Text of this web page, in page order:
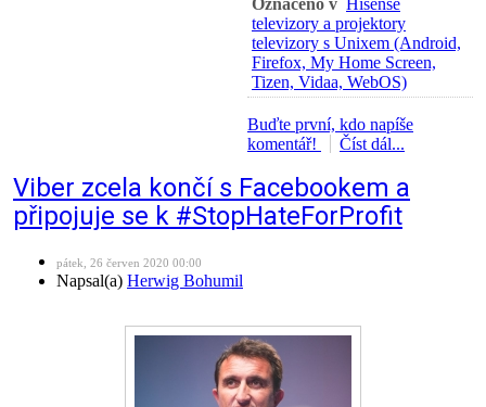
televizory a projektory
televizory s Unixem (Android,
Firefox, My Home Screen,
Tizen, Vidaa, WebOS)
Buďte první, kdo napíše
komentář!
Číst dál...
Viber zcela končí s Facebookem a
připojuje se k #StopHateForProfit
pátek, 26 červen 2020 00:00
Napsal(a) Herwig Bohumil